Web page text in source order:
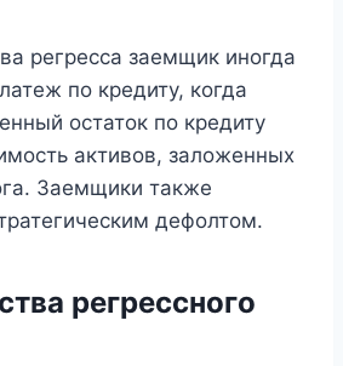
регресса заемщик иногда
по кредиту, когда
остаток по кредиту
активов, заложенных
Заемщики также
дефолтом.
регрессного